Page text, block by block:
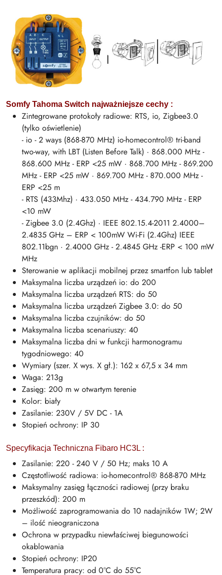
Somfy Tahoma Switch najważniejsze cechy :
Zintegrowane protokoły radiowe: RTS, io, Zigbee3.0
(tylko oświetlenie)
- io - 2 ways (868-870 MHz) io-homecontrol® tri-band
two-way, with LBT (Listen Before Talk) · 868.000 MHz -
868.600 MHz - ERP <25 mW · 868.700 MHz - 869.200
MHz - ERP <25 mW · 869.700 MHz - 870.000 MHz -
ERP <25 m
- RTS (433Mhz) · 433.050 MHz - 434.790 MHz - ERP
<10 mW
- Zigbee 3.0 (2.4Ghz) · IEEE 802.15.4-2011 2.4000–
2.4835 GHz – ERP < 100mW Wi-Fi (2.4Ghz) IEEE
802.11bgn · 2.4000 GHz - 2.4845 GHz -ERP < 100 mW
MHz
Sterowanie w aplikacji mobilnej przez smartfon lub tablet
Maksymalna liczba urządzeń io: do 200
Maksymalna liczba urządzeń RTS: do 50
Maksymalna liczba urządzeń Zigbee 3.0: do 50
Maksymalna liczba czujników: do 50
Maksymalna liczba scenariuszy: 40
Maksymalna liczba dni w funkcji harmonogramu
tygodniowego: 40
Wymiary (szer. X wys. X gł.): 162 x 67,5 x 34 mm
Waga: 213g
Zasięg: 200 m w otwartym terenie
Kolor: biały
Zasilanie: 230V / 5V DC - 1A
Stopień ochrony: IP 30
Specyfikacja Techniczna Fibaro HC3L :
Zasilanie: 220 - 240 V / 50 Hz; maks 10 A
Częstotliwość radiowa: io-homecontrol® 868-870 MHz
Maksymalny zasięg łączności radiowej (przy braku
przeszkód): 200 m
Możliwość zaprogramowania do 10 nadajników 1W; 2W
– ilość nieograniczona
Ochrona w przypadku niewłaściwej biegunowości
okablowania
Stopień ochrony: IP20
Temperatura pracy: od 0°C do 55°C